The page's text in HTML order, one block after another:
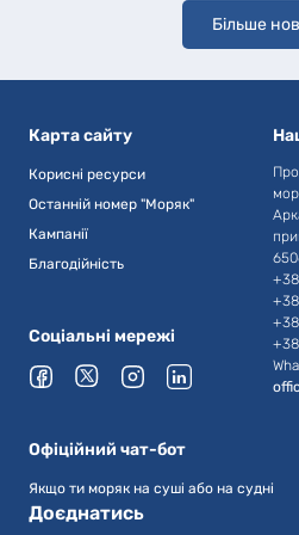
Більше
Карта сайту
Корисні ресурси
Останній номер "Моряк"
Кампанії
Благодійність
Соціальні мережі
Офіційний чат-бот
Якщо ти моряк на суші або на судні
Доєднатись